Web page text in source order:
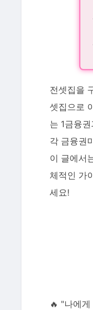
전셋집을
셋집으로
는 1금융
각 금융권
이 글에서
체적인 가
세요!
🔥 "나에